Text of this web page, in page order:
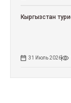
Кыргызстан
31 Июль 2026